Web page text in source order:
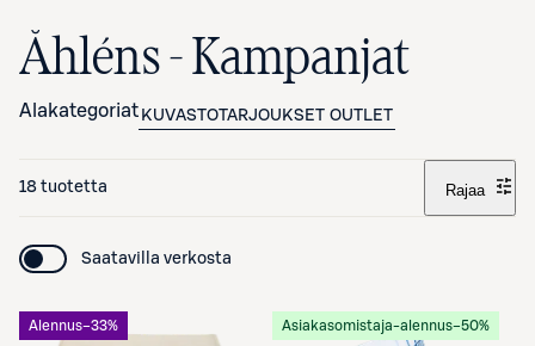
Åhléns - Kampanjat
Alakategoriat KUVASTOTARJOUKSET OUTLET
18 tuotetta Rajaa
Saatavilla verkosta
Alennus−33% Asiakasomistaja-alennus−50%